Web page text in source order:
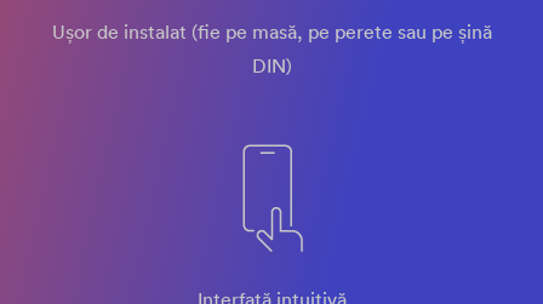
Ușor de instalat (fie pe masă, pe perete sau pe șină
DIN)
Interfață intuitivă